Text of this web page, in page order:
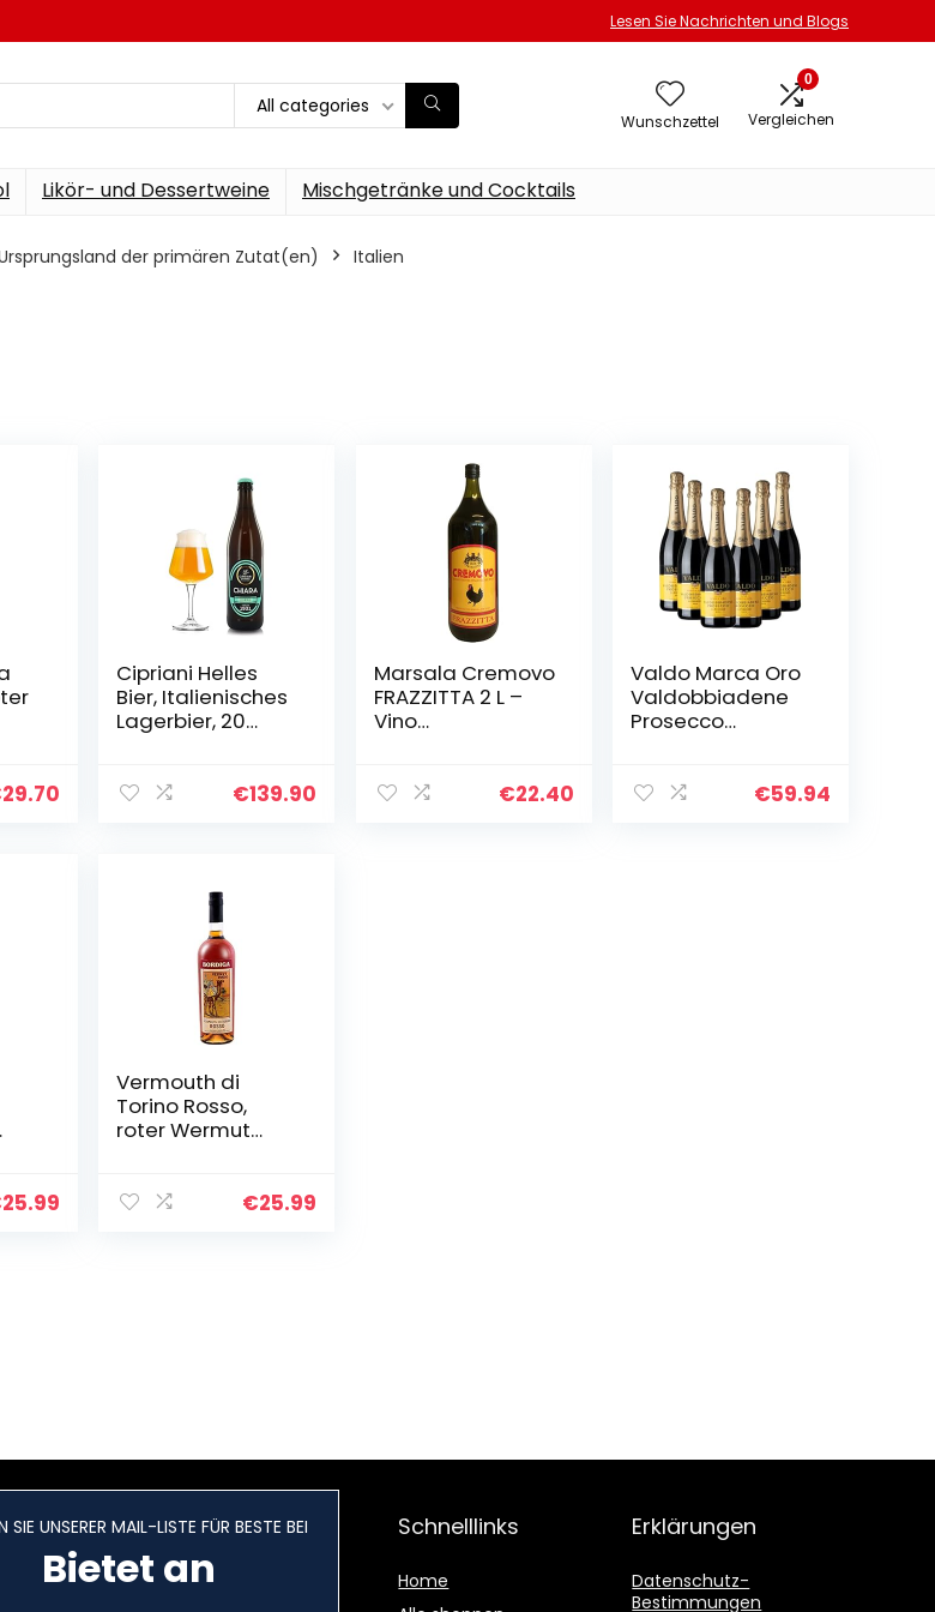
Lesen Sie Nachrichten und Blogs
All categories
Wunschzettel
0
Vergleichen
Likör- und Dessertweine Mischgetränke und Cocktails
der primären Zutat(en) ‎Italien
29.70
Cipriani Helles
Bier, Italienisches
Lagerbier, 20
€139.90
Marsala Cremovo
FRAZZITTA 2 L –
Vino
Aromatisierter
€22.40
Valdo Marca Oro
Valdobbiadene
Prosecco
€59.94
25.99
Vermouth di
Torino Rosso,
roter Wermut
vol.
€25.99
SIE UNSERER MAIL-LISTE FÜR BESTE BEI
Bietet an
Schnelllinks
Home
Erklärungen
Datenschutz-
Bestimmungen